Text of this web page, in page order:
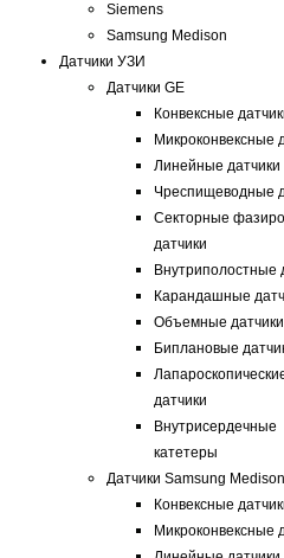
Siemens
Samsung Medison
Датчики УЗИ
Датчики GE
Конвексные
Микроконвексные
Линейные датчики
Чреспищеводные
Секторные
датчики
Внутриполостные
Карандашные
Объемные датчики
Биплановые
датчики
Внутрисердечные
катетеры
Датчики Samsung Medison
Конвексные
Микроконвексные